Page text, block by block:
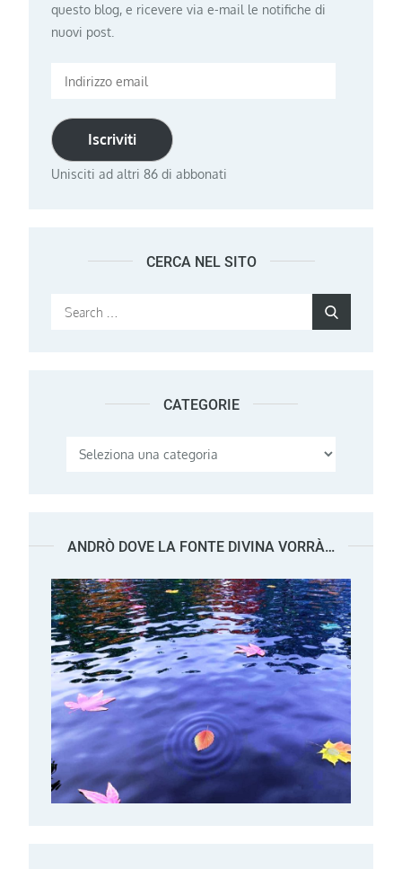
questo blog, e ricevere via e-mail le notifiche di
nuovi post.
Indirizzo
Iscriviti
Unisciti ad altri 86 di abbonati
CERCA NEL SITO
Search
CATEGORIE
Categorie
ANDRÒ DOVE LA FONTE DIVINA VORRÀ…